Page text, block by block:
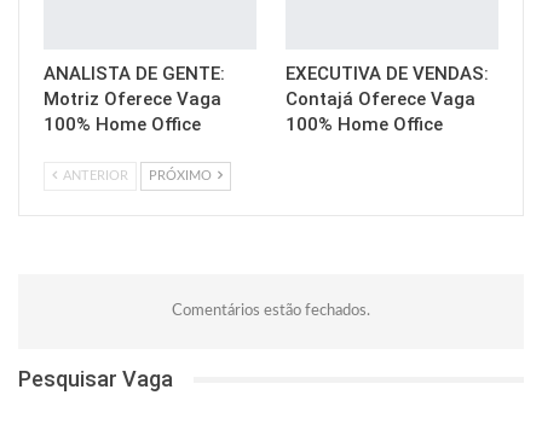
ANALISTA DE GENTE:
Motriz Oferece Vaga
100% Home Office
EXECUTIVA DE VENDAS:
Contajá Oferece Vaga
100% Home Office
ANTERIOR PRÓXIMO
Comentários estão fechados.
Pesquisar Vaga